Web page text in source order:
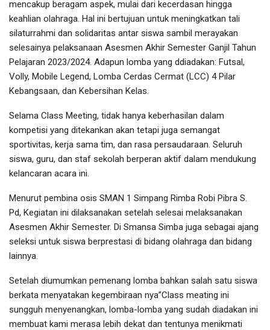
mencakup beragam aspek, mulai dari kecerdasan hingga
keahlian olahraga. Hal ini bertujuan untuk meningkatkan tali
silaturrahmi dan solidaritas antar siswa sambil merayakan
selesainya pelaksanaan Asesmen Akhir Semester Ganjil Tahun
Pelajaran 2023/2024. Adapun lomba yang ddiadakan: Futsal,
Volly, Mobile Legend, Lomba Cerdas Cermat (LCC) 4 Pilar
Kebangsaan, dan Kebersihan Kelas.
Selama Class Meeting, tidak hanya keberhasilan dalam
kompetisi yang ditekankan akan tetapi juga semangat
sportivitas, kerja sama tim, dan rasa persaudaraan. Seluruh
siswa, guru, dan staf sekolah berperan aktif dalam mendukung
kelancaran acara ini.
Menurut pembina osis SMAN 1 Simpang Rimba Robi Pibra S.
Pd, Kegiatan ini dilaksanakan setelah selesai melaksanakan
Asesmen Akhir Semester. Di Smansa Simba juga sebagai ajang
seleksi untuk siswa berprestasi di bidang olahraga dan bidang
lainnya.
Setelah diumumkan pemenang lomba bahkan salah satu siswa
berkata menyatakan kegembiraan nya”Class meating ini
sungguh menyenangkan, lomba-lomba yang sudah diadakan ini
membuat kami merasa lebih dekat dan tentunya menikmati